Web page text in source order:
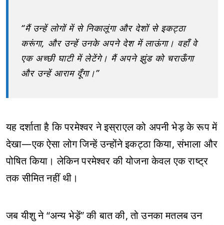
“मैं उन्हें लोगों में से निकालूंगा और देशों से इकट्ठा
करूंगा, और उन्हें उनके अपने देश में लाऊंगा। वहाँ वे
एक अच्छी घाटी में लेटेंगे। मैं अपने झुंड को चराऊँगा
और उन्हें आराम दूँगा।”
यह दर्शाता है कि परमेश्वर ने इस्राएल को अपनी भेड़ के रूप में
देखा—एक ऐसा लोग जिन्हें उन्होंने इकट्ठा किया, संभाला और
पोषित किया। लेकिन परमेश्वर की योजना केवल एक राष्ट्र
तक सीमित नहीं थी।
जब यीशु ने “अन्य भेड़ें” की बात की, तो उनका मतलब उन